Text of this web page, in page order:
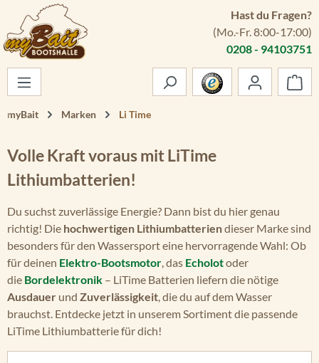
Zum Hauptinhalt springen
Hast du Fragen?
(Mo.-Fr. 8:00-17:00)
0208 - 94103751
myBait Marken Li Time
Volle Kraft voraus mit LiTime
Lithiumbatterien!
Du suchst zuverlässige Energie? Dann bist du hier genau
richtig! Die hochwertigen Lithiumbatteriendieser Marke sind
besonders für den Wassersport eine hervorragende Wahl: Ob
für deinen Elektro-Bootsmotor, das Echolotoder
die Bordelektronik – LiTime Batterien liefern die nötige
Ausdauer und Zuverlässigkeit, die du auf dem Wasser
brauchst. Entdecke jetzt in unserem Sortiment die passende
LiTime Lithiumbatterie für dich!